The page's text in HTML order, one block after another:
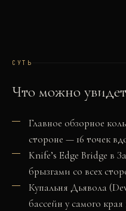
СУТЬ
Что можно
Главное обзорное
стороне — 16 точек
Knife’s Edge Bridge в
брызгами со всех
Купальня Дьявола
бассейн у самого